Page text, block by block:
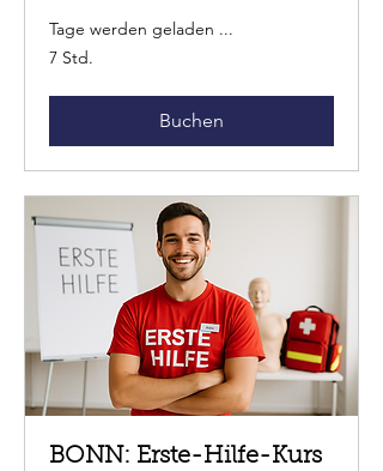
Tage werden geladen ...
7 Std.
Buchen
BONN: Erste-Hilfe-Kurs